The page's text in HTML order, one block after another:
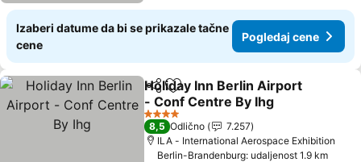
Izaberi datume da bi se prikazale tačne
cene
Pogledaj cene
Deli Dodati u favorite
Holiday Inn Berlin Airport
- Conf Centre By Ihg
Pogledaj cene
4 Zvezdice
8,5 Odlično
7.257
ILA - International Aerospace Exhibition
Berlin-Brandenburg: udaljenost 1.9 km